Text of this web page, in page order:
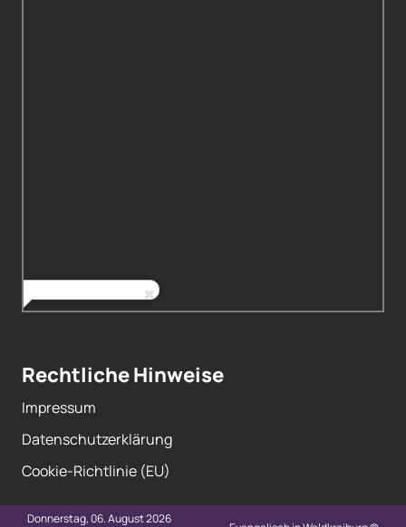
Rechtliche Hinweise
Impressum
Datenschutzerklärung
Cookie-Richtlinie (EU)
Donnerstag, 06. August 2026